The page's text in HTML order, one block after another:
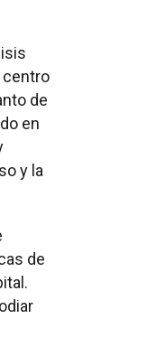
centro
de
en
y la
de